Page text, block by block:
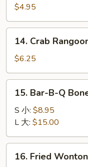
Biscuits
(10)
炸
$4.95
Crab
Rangoon
(6)
蟹
14. Crab
$6.25
Bar-
B-
Boneless
Spare
Ribs
15. Bar-B-Q
S 小: $8.95
L 大: $15.00
Fried
16. Fried